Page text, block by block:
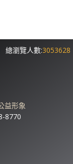
總瀏覽人數:3053628
益形象
8770